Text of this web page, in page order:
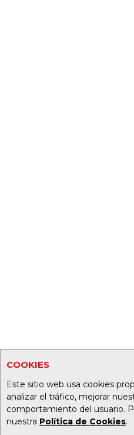
COOKIES
Este sitio web usa cookies
analizar el tráfico, mejorar
comportamiento del usuario.
nuestra Política de Cookies.